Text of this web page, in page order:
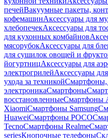
печейВакуумные пакеты,
кофемашинАксессуары для
хлебопечекАксессуары для
для кухонных комбайнов
мясорубокАксессуары для
для сушилок овощей и
йогуртницАксессуары для
электрогрилейАксессуары
ухода за техникой
электроникаСмартфоны
восстановленныеСмартфоны
XiaomiСмартфоны Samsung
HuaweiСмартфоны POCO
TecnoСмартфоны Realme
seriesКнопочные телефоны